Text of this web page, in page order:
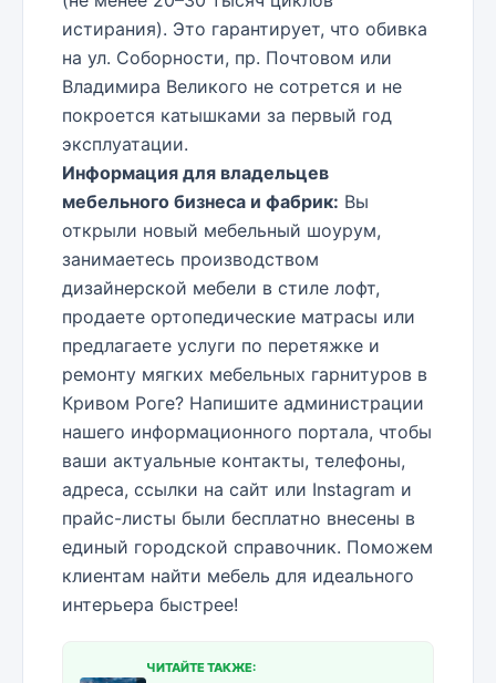
истирания). Это гарантирует, что обивка
на ул. Соборности, пр. Почтовом или
Владимира Великого не сотрется и не
покроется катышками за первый год
эксплуатации.
Информация для владельцев
мебельного бизнеса и фабрик: Вы
открыли новый мебельный шоурум,
занимаетесь производством
дизайнерской мебели в стиле лофт,
продаете ортопедические матрасы или
предлагаете услуги по перетяжке и
ремонту мягких мебельных гарнитуров в
Кривом Роге? Напишите администрации
нашего информационного портала, чтобы
ваши актуальные контакты, телефоны,
адреса, ссылки на сайт или Instagram и
прайс-листы были бесплатно внесены в
единый городской справочник. Поможем
клиентам найти мебель для идеального
интерьера быстрее!
ЧИТАЙТЕ ТАКЖЕ: